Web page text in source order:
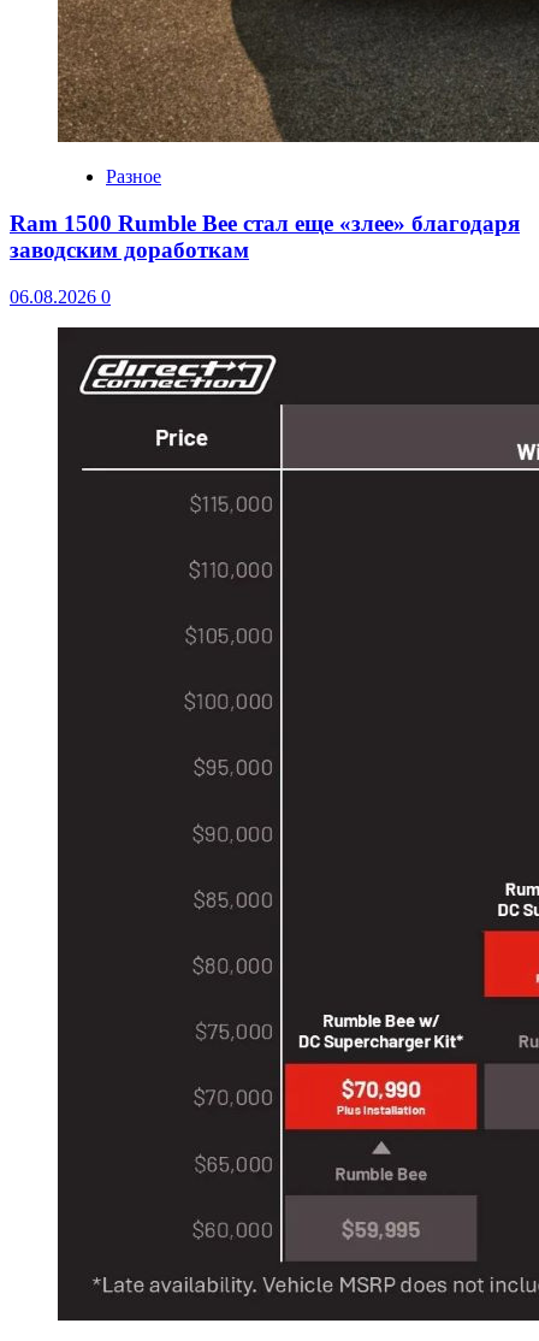
Разное
Ram 1500 Rumble Bee стал еще «злее» благодаря
заводским доработкам
06.08.2026 0